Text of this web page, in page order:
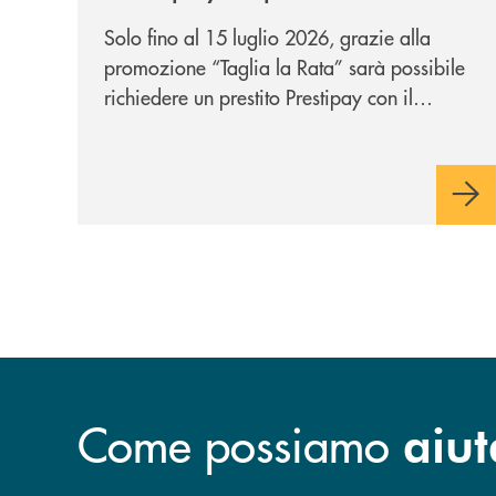
personale che si fa in due
per te!
Solo fino al 15 luglio 2026, grazie alla
promozione “Taglia la Rata” sarà possibile
richiedere un prestito Prestipay con il
Come possiamo